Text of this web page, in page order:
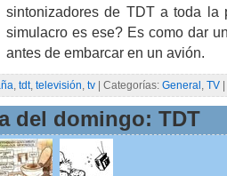
sintonizadores de TDT a toda la
simulacro es ese? Es como dar
antes de embarcar en un avión.
, tdt, televisión, tv | Categorías: General , TV
del domingo: TDT